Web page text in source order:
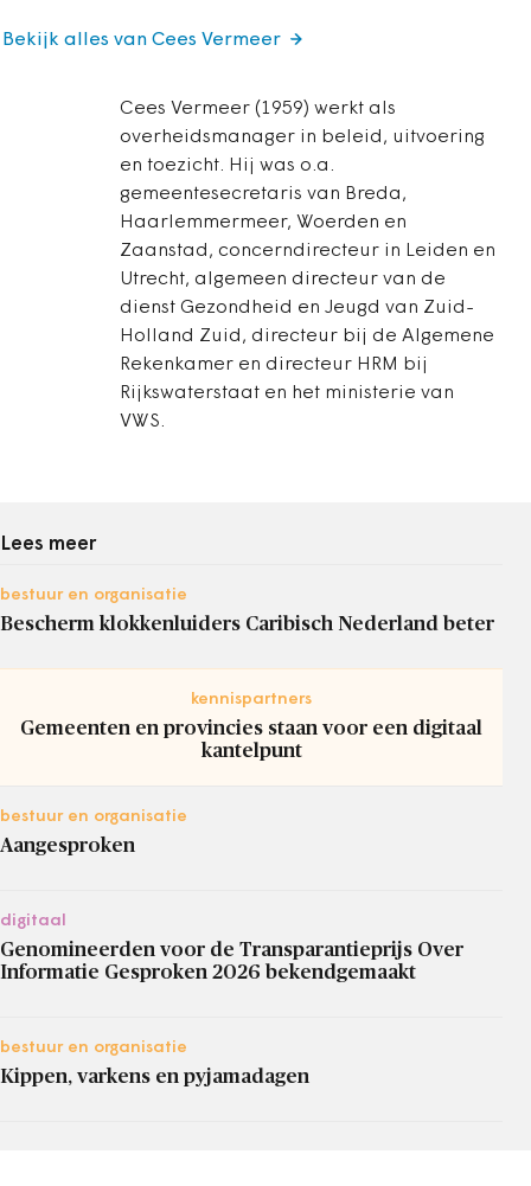
Cees Vermeer (1959) werkt als
overheidsmanager in beleid, uitvoering
en toezicht. Hij was o.a.
gemeentesecretaris van Breda,
Haarlemmermeer, Woerden en
Zaanstad, concerndirecteur in Leiden en
Utrecht, algemeen directeur van de
dienst Gezondheid en Jeugd van Zuid-
Holland Zuid, directeur bij de Algemene
Rekenkamer en directeur HRM bij
Rijkswaterstaat en het ministerie van
VWS.
Bekijk alles van Cees Vermeer
Lees meer
bestuur en organisatie
Bescherm klokkenluiders Caribisch Nederland beter
kennispartners
Gemeenten en provincies staan voor een digitaal
kantelpunt
bestuur en organisatie
Aangesproken
digitaal
Genomineerden voor de Transparantieprijs Over
Informatie Gesproken 2026 bekendgemaakt
bestuur en organisatie
Kippen, varkens en pyjamadagen